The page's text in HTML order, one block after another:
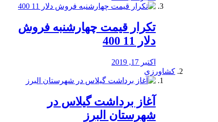
تکرار قیمت چهارشنبه فروش
دلار 11 400
اکتبر 17, 2019
کشاورزی
آغاز برداشت گیلاس در
شهرستان البرز